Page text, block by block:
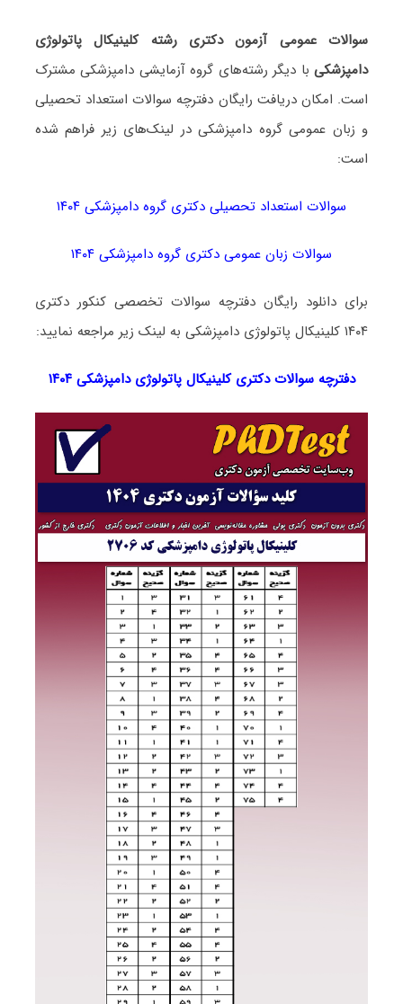
سوالات عمومی آزمون دکتری رشته کلینیکال پاتولوژی
دامپزشکیبا دیگر رشته‌های گروه آزمایشی دامپزشکی مشترک
است. امکان دریافت رایگان دفترچه سوالات استعداد تحصیلی
و زبان عمومی گروه دامپزشکی در لینک‌های زیر فراهم شده
است:
سوالات استعداد تحصیلی دکتری گروه دامپزشکی ۱۴۰۴
سوالات زبان عمومی دکتری گروه دامپزشکی ۱۴۰۴
برای دانلود رایگان دفترچه سوالات تخصصی کنکور دکتری
۱۴۰۴ کلینیکال پاتولوژی دامپزشکی به لینک زیر مراجعه نمایید:
دفترچه سوالات دکتریکلینیکال پاتولوژی دامپزشکی ۱۴۰۴